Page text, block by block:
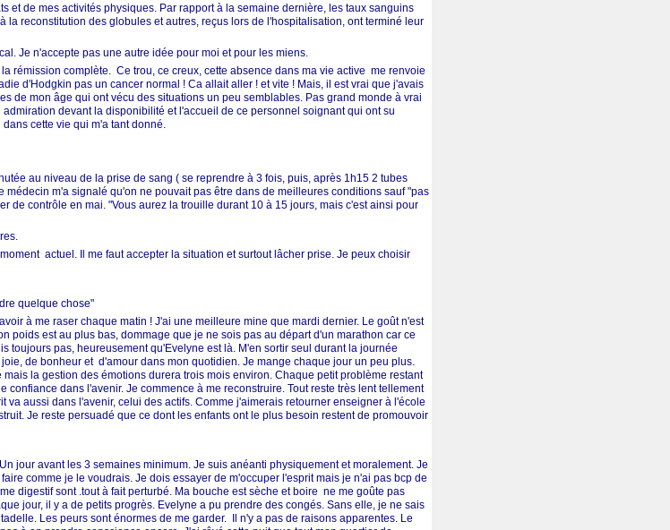
et de mes activités physiques. Par rapport à la semaine dernière, les taux sanguins
reconstitution des globules et autres, reçus lors de l'hospitalisation, ont terminé leur
Je n'accepte pas une autre idée pour moi et pour les miens.
rémission complète. Ce trou, ce creux, cette absence dans ma vie active me renvoie
d'Hodgkin pas un cancer normal ! Ca allait aller ! et vite ! Mais, il est vrai que j'avais
de mon âge qui ont vécu des situations un peu semblables. Pas grand monde à vrai
devant la disponibilité et l'accueil de ce personnel soignant qui ont su
cette vie qui m'a tant donné.
au niveau de la prise de sang ( se reprendre à 3 fois, puis, après 1h15 2 tubes
m'a signalé qu'on ne pouvait pas être dans de meilleures conditions sauf "pas
contrôle en mai. "Vous aurez la trouille durant 10 à 15 jours, mais c'est ainsi pour
actuel. Il me faut accepter la situation et surtout lâcher prise. Je peux choisir
quelque chose"
à me raser chaque matin ! J'ai une meilleure mine que mardi dernier. Le goût n'est
poids est au plus bas, dommage que je ne sois pas au départ d'un marathon car ce
toujours pas, heureusement qu'Evelyne est là. M'en sortir seul durant la journée
de bonheur et d'amour dans mon quotidien. Je mange chaque jour un peu plus.
la gestion des émotions durera trois mois environ. Chaque petit problème restant
dans l'avenir. Je commence à me reconstruire. Tout reste très lent tellement
aussi dans l'avenir, celui des actifs. Comme j'aimerais retourner enseigner à l'école
Je reste persuadé que ce dont les enfants ont le plus besoin restent de promouvoir
jour avant les 3 semaines minimum. Je suis anéanti physiquement et moralement. Je
comme je le voudrais. Je dois essayer de m'occuper l'esprit mais je n'ai pas bcp de
digestif sont .tout à fait perturbé. Ma bouche est sèche et boire ne me goûte pas
jour, il y a de petits progrès. Evelyne a pu prendre des congés. Sans elle, je ne sais
Les peurs sont énormes de me garder. Il n'y a pas de raisons apparentes. Le